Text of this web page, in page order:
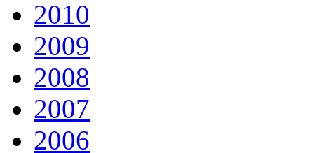
2010
2009
2008
2007
2006